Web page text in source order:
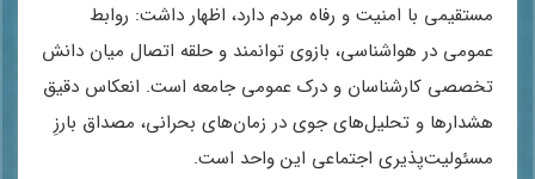
مستقیمی با امنیت و رفاه مردم دارد، اظهار داشت: روابط
عمومی در هواشناسی، بازوی توانمند و حلقه اتصال میان دانش
تخصصی کارشناسان و درک عمومی جامعه است. انعکاس دقیق
هشدارها و تحلیل‌های جوی در زمان‌های بحرانی، مصداق بارزِ
مسئولیت‌پذیری اجتماعی این واحد است.